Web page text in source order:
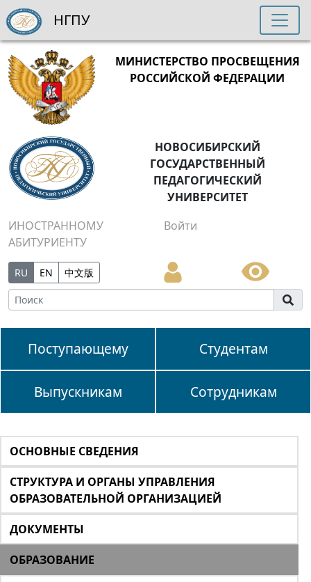
МИНИСТЕРСТВО ПРОСВЕЩЕНИЯ
РОССИЙСКОЙ ФЕДЕРАЦИИ
НОВОСИБИРСКИЙ
ГОСУДАРСТВЕННЫЙ
ПЕДАГОГИЧЕСКИЙ
УНИВЕРСИТЕТ
ИНОСТРАННОМУ
АБИТУРИЕНТУ
Войти
RU EN 中文版
Поступающему Студентам
Выпускникам Сотрудникам
НГПУ
ОСНОВНЫЕ СВЕДЕНИЯ
СТРУКТУРА И ОРГАНЫ УПРАВЛЕНИЯ
ОБРАЗОВАТЕЛЬНОЙ ОРГАНИЗАЦИЕЙ
ДОКУМЕНТЫ
ОБРАЗОВАНИЕ